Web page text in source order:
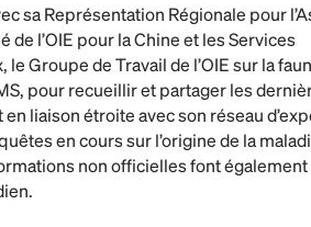
sa Représentation Régionale pour
de l’OIE pour la Chine et les Services
Groupe de Travail de l’OIE sur la
pour recueillir et partager les
en liaison étroite avec son réseau
en cours sur l’origine de la
non officielles font également